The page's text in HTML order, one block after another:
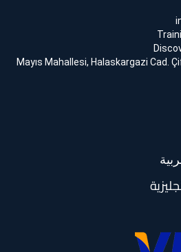
19 Mayıs Mahallesi, Halaskargazi